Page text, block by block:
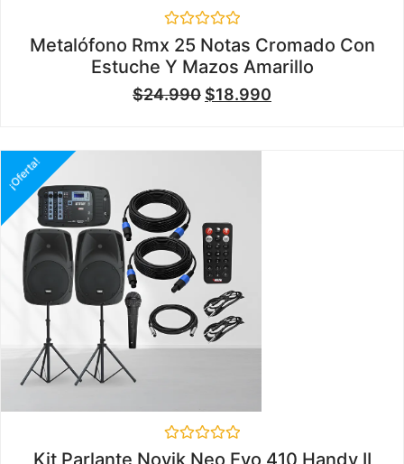
Valorado
en
0
5
Metalófono Rmx 25 Notas Cromado Con
Estuche Y Mazos Amarillo
$24.990 $18.990
¡Oferta!
Valorado
Kit Parlante Novik Neo Evo 410 Handy II